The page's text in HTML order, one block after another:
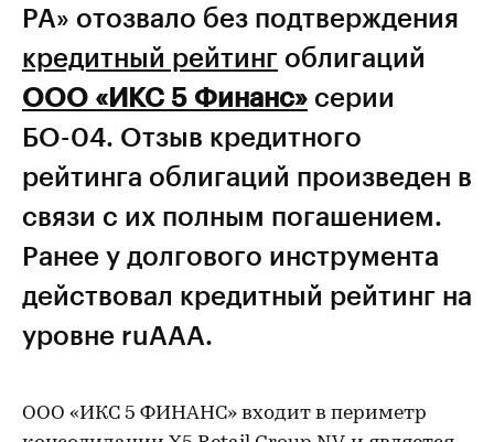
РА» отозвало без подтверждения
кредитный рейтинг облигаций
ООО «ИКС 5 Финанс» серии
БО-04. Отзыв кредитного
рейтинга облигаций произведен в
связи с их полным погашением.
Ранее у долгового инструмента
действовал кредитный рейтинг на
уровне ruААА.
ООО «ИКС 5 ФИНАНС» входит в периметр